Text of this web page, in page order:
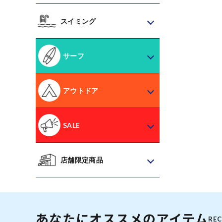
スイミング
サーフ
アウトドア
SALE
店舗限定商品